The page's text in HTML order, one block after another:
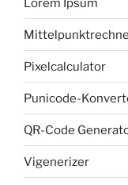
Lorem Ipsum
Pixelcalculator
Punicode-
QR-Code
Vigenerizer